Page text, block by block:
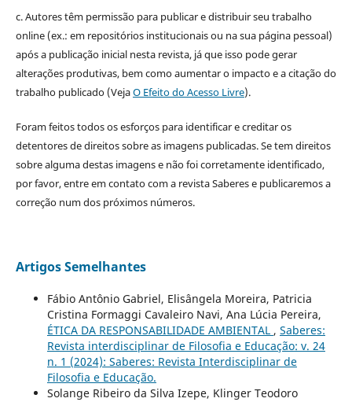
c. Autores têm permissão para publicar e distribuir seu trabalho
online (ex.: em repositórios institucionais ou na sua página pessoal)
após a publicação inicial nesta revista, já que isso pode gerar
alterações produtivas, bem como aumentar o impacto e a citação do
trabalho publicado (VejaO Efeito do Acesso Livre).
Foram feitos todos os esforços para identificar e creditar os
detentores de direitos sobre as imagens publicadas. Se tem direitos
sobre alguma destas imagens e não foi corretamente identificado,
por favor, entre em contato com a revista Saberes e publicaremos a
correção num dos próximos números.
Artigos Semelhantes
Fábio Antônio Gabriel, Elisângela Moreira, Patricia
Cristina Formaggi Cavaleiro Navi, Ana Lúcia Pereira,
ÉTICA DA RESPONSABILIDADE AMBIENTAL , Saberes:
Revista interdisciplinar de Filosofia e Educação: v. 24
n. 1 (2024): Saberes: Revista Interdisciplinar de
Filosofia e Educação.
Solange Ribeiro da Silva Izepe, Klinger Teodoro